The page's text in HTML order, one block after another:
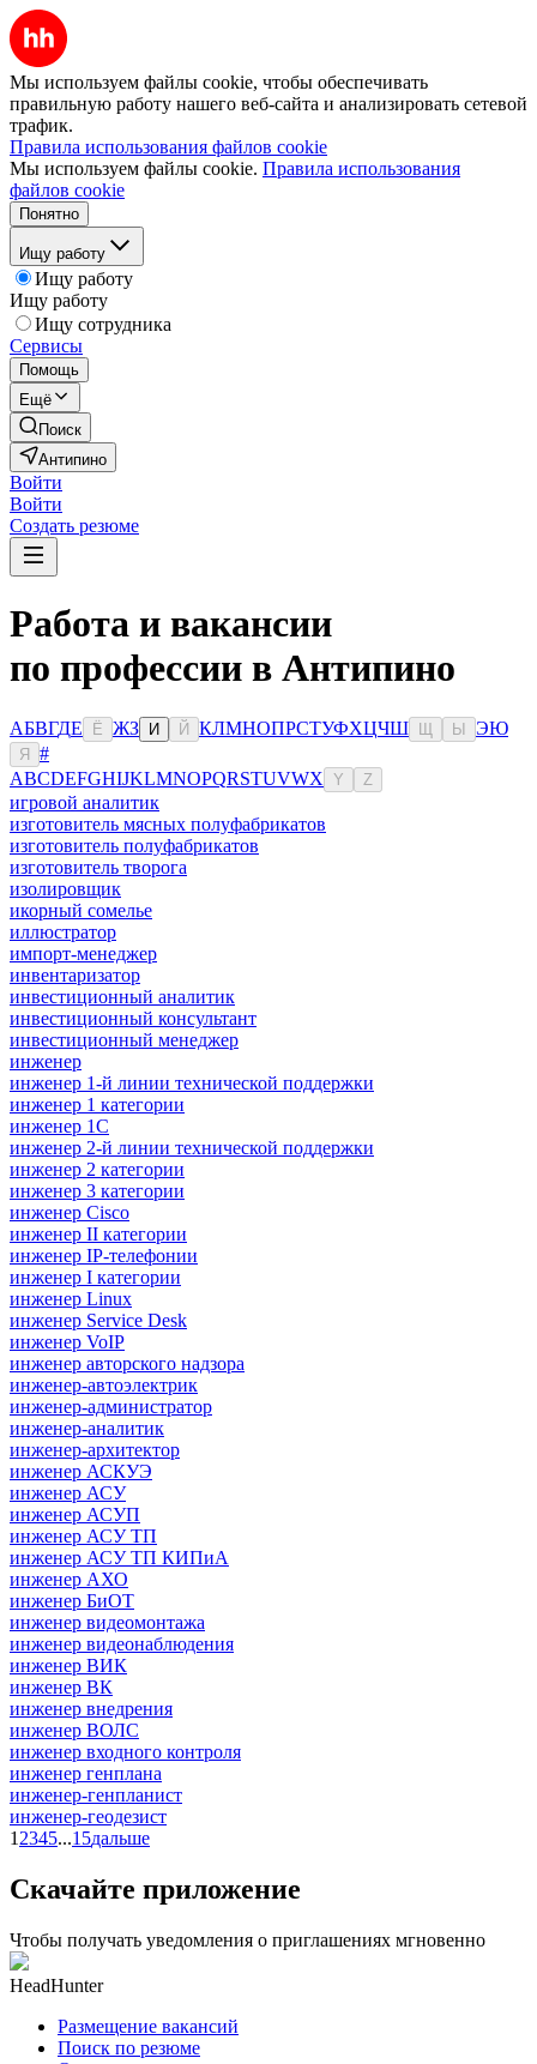
Мы используем файлы cookie, чтобы обеспечивать
правильную работу нашего веб-сайта и анализировать сетевой
трафик.
Правила использования файлов cookie
Мы используем файлы cookie. Правила использования
файлов cookie
Понятно
Ищу работу
Ищу работу
Ищу работу
Ищу сотрудника
Сервисы
Помощь
Ещё
Поиск
Антипино
Войти
Войти
Создать резюме
Работа и вакансии
по профессии в Антипино
АБВГДЕ Ё ЖЗ И Й КЛМНОПРСТУФХЦЧШ Ы ЭЮ
Я
#
ABCDEFGHIJKLMNOPQRSTUVWX Y Z
игровой аналитик
изготовитель мясных полуфабрикатов
изготовитель полуфабрикатов
изготовитель творога
изолировщик
икорный сомелье
иллюстратор
импорт-менеджер
инвентаризатор
инвестиционный аналитик
инвестиционный консультант
инвестиционный менеджер
инженер
инженер 1-й линии технической поддержки
инженер 1 категории
инженер 1С
инженер 2-й линии технической поддержки
инженер 2 категории
инженер 3 категории
инженер Cisco
инженер II категории
инженер IP-телефонии
инженер I категории
инженер Linux
инженер Service Desk
инженер VoIP
инженер авторского надзора
инженер-автоэлектрик
инженер-администратор
инженер-аналитик
инженер-архитектор
инженер АСКУЭ
инженер АСУ
инженер АСУП
инженер АСУ ТП
инженер АСУ ТП КИПиА
инженер АХО
инженер БиОТ
инженер видеомонтажа
инженер видеонаблюдения
инженер ВИК
инженер ВК
инженер внедрения
инженер ВОЛС
инженер входного контроля
инженер генплана
инженер-генпланист
инженер-геодезист
1 2345...15дальше
Скачайте приложение
Чтобы получать уведомления о приглашениях мгновенно
HeadHunter
Размещение вакансий
Поиск по резюме